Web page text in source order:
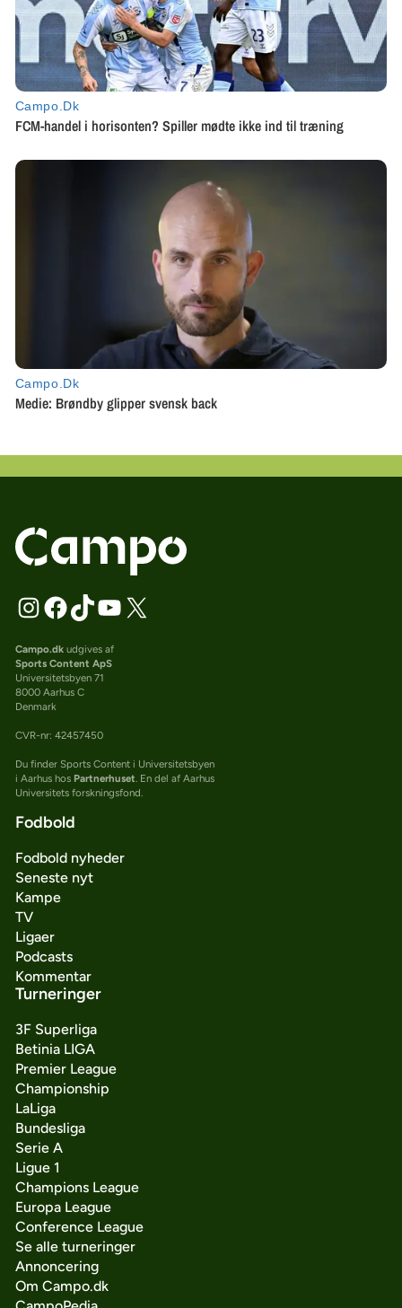
Campo.dkudgives af
Sports Content ApS
Universitetsbyen 71
8000 Aarhus C
Denmark
CVR-nr: 42457450
Du finder Sports Content i Universitetsbyen
i Aarhus hos Partnerhuset. En del af Aarhus
Universitets forskningsfond.
Fodbold
Fodbold nyheder
Seneste nyt
Kampe
TV
Ligaer
Podcasts
Kommentar
Turneringer
3F Superliga
Betinia LIGA
Premier League
Championship
LaLiga
Bundesliga
Serie A
Ligue 1
Champions League
Europa League
Conference League
Se alle turneringer
Annoncering
Om Campo.dk